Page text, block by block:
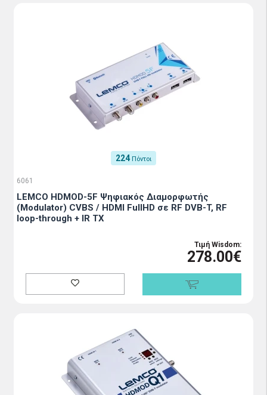
224 Πόντοι
6061
LEMCO HDMOD-5F Ψηφιακός Διαμορφωτής
(Modulator) CVBS / HDMI FullHD σε RF DVB-T, RF
loop-through + IR TX
Τιμή Wisdom:
278.00€